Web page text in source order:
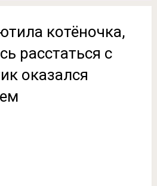
котёночка,
расстаться с
оказался